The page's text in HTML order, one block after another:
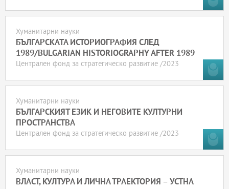
Хуманитарни науки
БЪЛГАРСКАТА ИСТОРИОГРАФИЯ СЛЕД
1989/BULGARIAN HISTORIOGRAPHY AFTER 1989
Централен фонд за стратегическо развитие /2023
Хуманитарни науки
БЪЛГАРСКИЯТ ЕЗИК И НЕГОВИТЕ КУЛТУРНИ
ПРОСТРАНСТВА
Централен фонд за стратегическо развитие /2023
Хуманитарни науки
ВЛАСТ, КУЛТУРА И ЛИЧНА ТРАЕКТОРИЯ – УСТНА